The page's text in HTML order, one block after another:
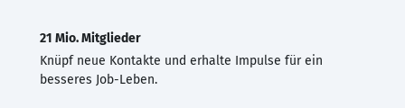
21 Mio. Mitglieder
Knüpf neue Kontakte und erhalte Impulse für ein
besseres Job-Leben.